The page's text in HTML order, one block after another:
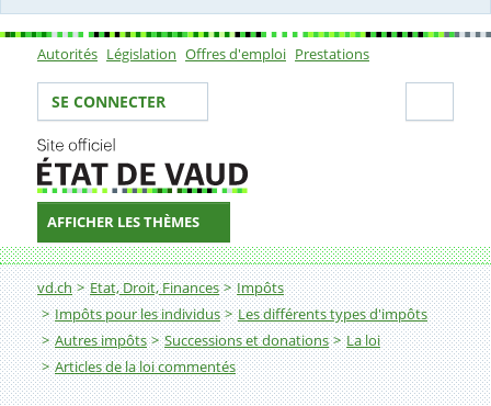
Sous-navigation
Autorités Législation Offres d'emploi Prestations
Votre identité
SE CONNECTER
AFFICHER LES THÈMES
Fil d'Ariane
vd.ch Etat, Droit, Finances
Impôts
Impôts pour les individus
Les différents types d'impôts
Autres impôts
Successions et donations
La loi
Articles de la loi commentés
Article 21 LMSD